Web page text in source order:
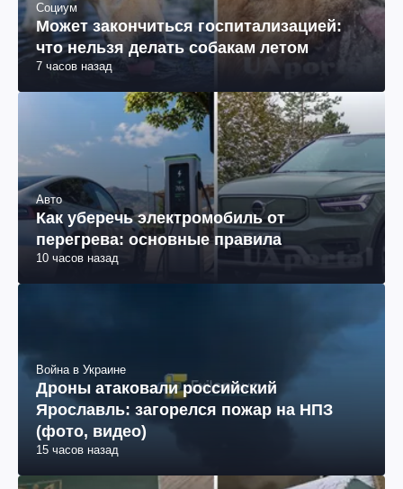
Социум
Может закончиться госпитализацией:
что нельзя делать собакам летом
7 часов назад
Авто
Как уберечь электромобиль от
перегрева: основные правила
10 часов назад
Война в Украине
Дроны атаковали российский
Ярославль: загорелся пожар на НПЗ
(фото, видео)
15 часов назад